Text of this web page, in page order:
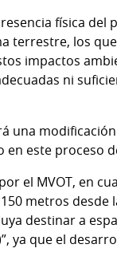
física del
terrestre, los
impactos
ni
una
este proceso
el MVOT, en
metros desde
destinar a
ya que el